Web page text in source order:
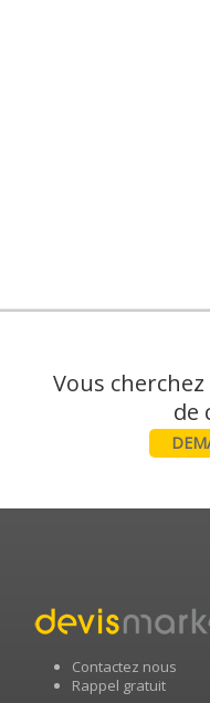
Vous
Contactez nous
Rappel gratuit